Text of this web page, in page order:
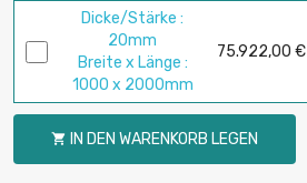
Dicke/Stärke :
20mm
Breite x Länge :
1000 x 2000mm
75.922,00 €
 IN DEN WARENKORB LEGEN